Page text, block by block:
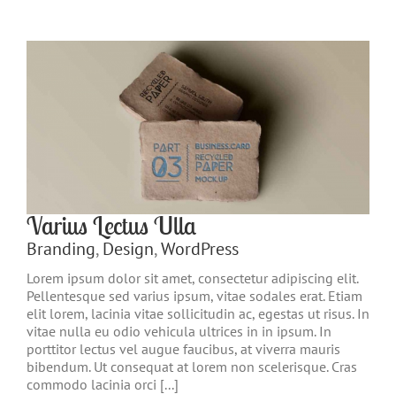
Varius Lectus Ulla
Branding,Design,WordPress
Lorem ipsum dolor sit amet, consectetur adipiscing elit.
Pellentesque sed varius ipsum, vitae sodales erat. Etiam
elit lorem, lacinia vitae sollicitudin ac, egestas ut risus. In
vitae nulla eu odio vehicula ultrices in in ipsum. In
porttitor lectus vel augue faucibus, at viverra mauris
bibendum. Ut consequat at lorem non scelerisque. Cras
commodo lacinia orci [...]